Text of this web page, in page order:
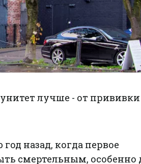
лучше - от
назад, когда первое
смертельным, особенно